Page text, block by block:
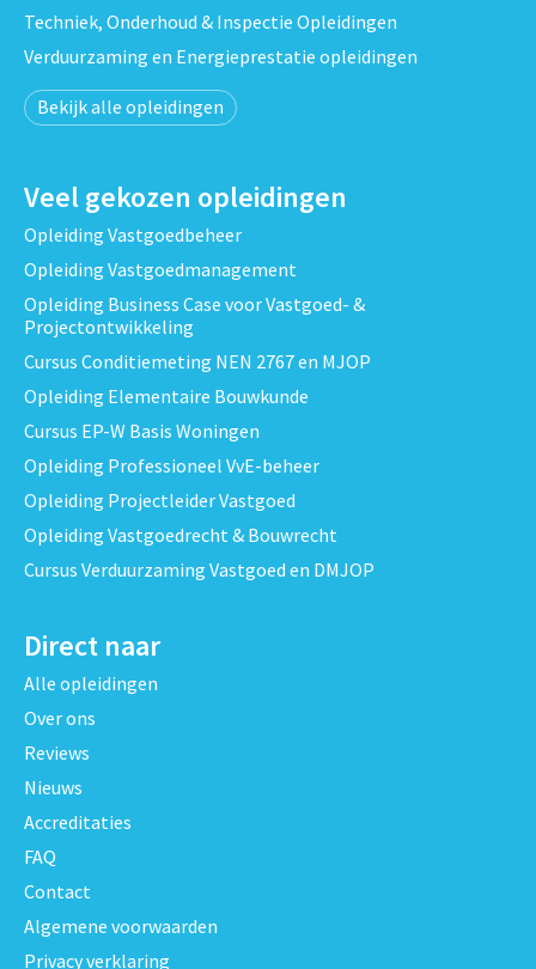
Techniek, Onderhoud & Inspectie Opleidingen
Verduurzaming en Energieprestatie opleidingen
Bekijk alle opleidingen
Veel gekozen opleidingen
Opleiding Vastgoedbeheer
Opleiding Vastgoedmanagement
Opleiding Business Case voor Vastgoed- &
Projectontwikkeling
Cursus Conditiemeting NEN 2767 en MJOP
Opleiding Elementaire Bouwkunde
Cursus EP-W Basis Woningen
Opleiding Professioneel VvE-beheer
Opleiding Projectleider Vastgoed
Opleiding Vastgoedrecht & Bouwrecht
Cursus Verduurzaming Vastgoed en DMJOP
Direct naar
Alle opleidingen
Over ons
Reviews
Nieuws
Accreditaties
FAQ
Contact
Algemene voorwaarden
Privacy verklaring